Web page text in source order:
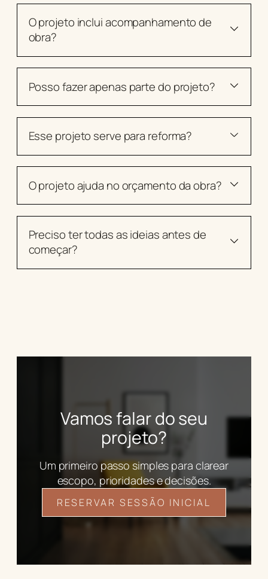
O projeto inclui acompanhamento de
obra?
Posso fazer apenas parte do projeto?
Esse projeto serve para reforma?
O projeto ajuda no orçamento da obra?
Preciso ter todas as ideias antes de
começar?
Vamos falar do seu
projeto?
Um primeiro passo simples para clarear
escopo, prioridades e decisões.
RESERVAR SESSÃO INICIAL